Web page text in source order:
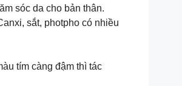
sóc da cho bản thân.
sắt, photpho có nhiều
tím càng đậm thì tác